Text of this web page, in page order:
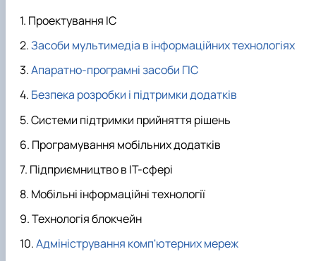
Проектування ІС
Засоби мультимедіа в інформаційних технологіях
Апаратно-програмні засоби ГІС
Безпека розробки і підтримки додатків
Системи підтримки прийняття рішень
Програмування мобільних додатків
Підприємництво в ІТ-сфері
Мобільні інформаційні технології
Технологія блокчейн
Адміністрування комп'ютерних мереж